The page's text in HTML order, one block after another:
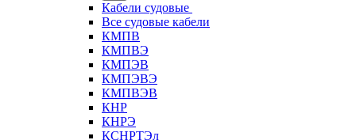
Кабели судовые
Все судовые кабели
КМПВ
КМПВЭ
КМПЭВ
КМПЭВЭ
КМПВЭВ
КНР
КНРЭ
КСНРТЭл